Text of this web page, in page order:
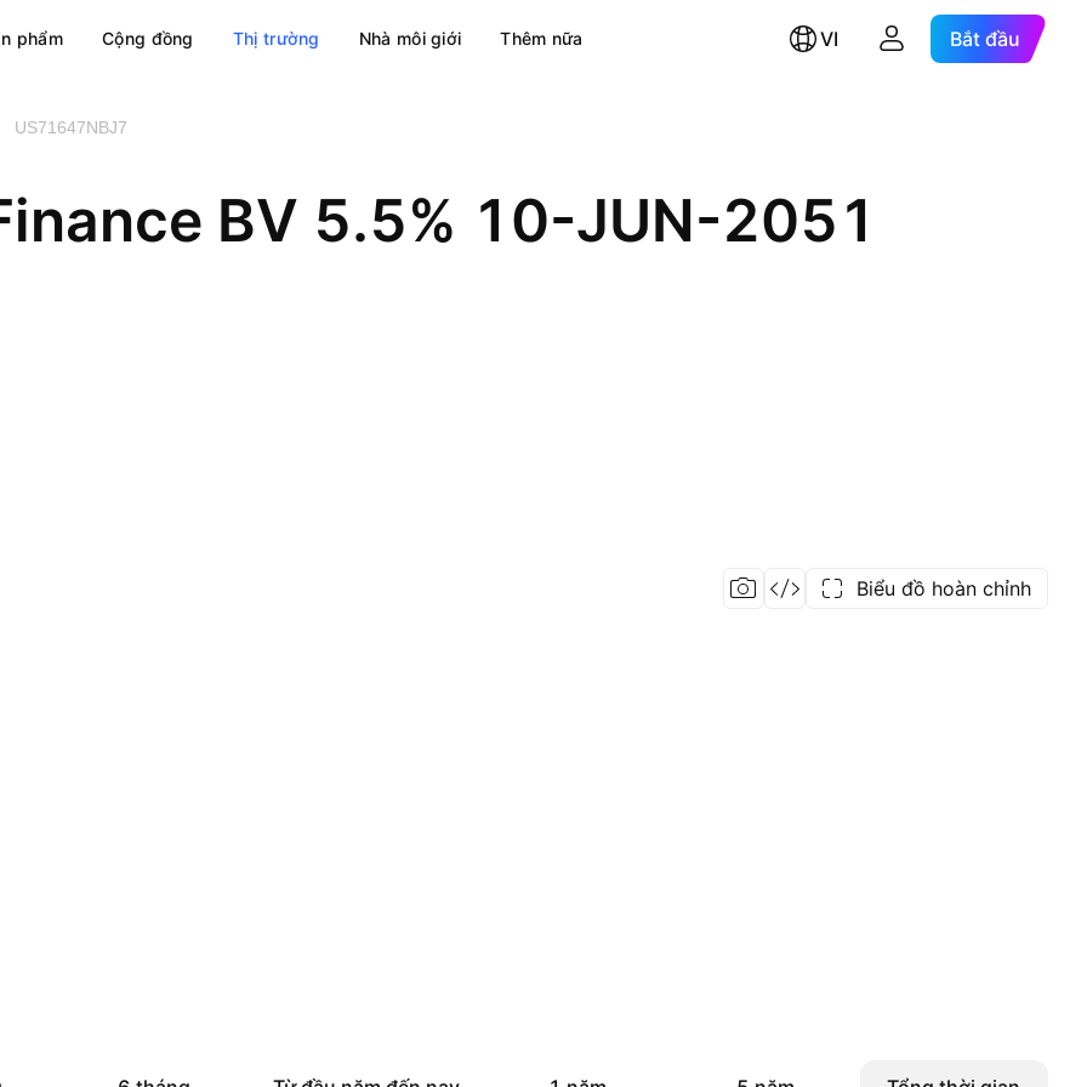
phẩm Cộng đồng Thị trường Nhà môi giới Thêm nữa VI Bắt đầu
US71647NBJ7
BV 5.5% 10-JUN-2051
Biểu đồ hoàn chỉnh